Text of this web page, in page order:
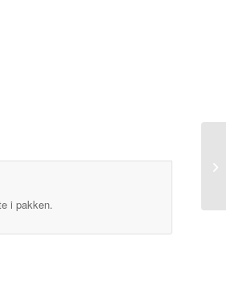
i pakken.